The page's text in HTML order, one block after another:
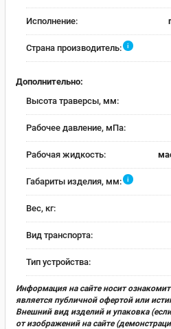
Исполнение:
Страна производитель: i
Дополнительно:
Высота траверсы, мм:
Рабочее давление, мПа:
Рабочая жидкость:
Габариты изделия, мм: i
Вес, кг:
Вид транспорта:
Тип устройства:
Информация на сайте носит
является публичной офертой или
Внешний вид изделий и упаковка
от изображений на сайте